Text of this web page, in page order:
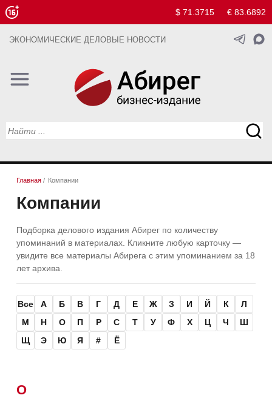
$ 71.3715 € 83.6892
ЭКОНОМИЧЕСКИЕ ДЕЛОВЫЕ НОВОСТИ
Главная / Компании
Компании
Подборка делового издания Абирег по количеству
упоминаний в материалах. Кликните любую карточку —
увидите все материалы Абирега с этим упоминанием за 18
лет архива.
Все А Б В Г Д Е Ж З И Й К
Л
М
Н О П Р С Т У Ф Х Ц Ч
Ш
Щ
Э Ю Я # Ё
О